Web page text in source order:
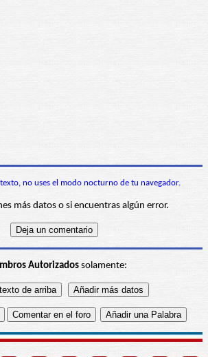
no uses el modo nocturno de tu navegador.
más datos o si encuentras algún error.
Autorizadossolamente: